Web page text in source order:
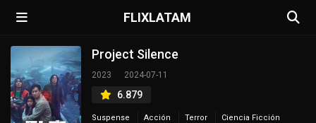
FLIXLATAM
Project Silence
2023 2024-07-11
6.879
Suspense Acción Terror
Ciencia Ficción